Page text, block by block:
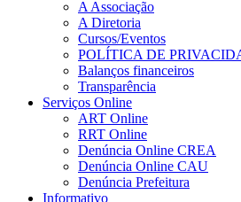
A Associação
A Diretoria
Cursos/Eventos
POLÍTICA DE
Balanços financeiros
Transparência
Serviços Online
ART Online
RRT Online
Denúncia Online CREA
Denúncia Online CAU
Denúncia Prefeitura
Informativo